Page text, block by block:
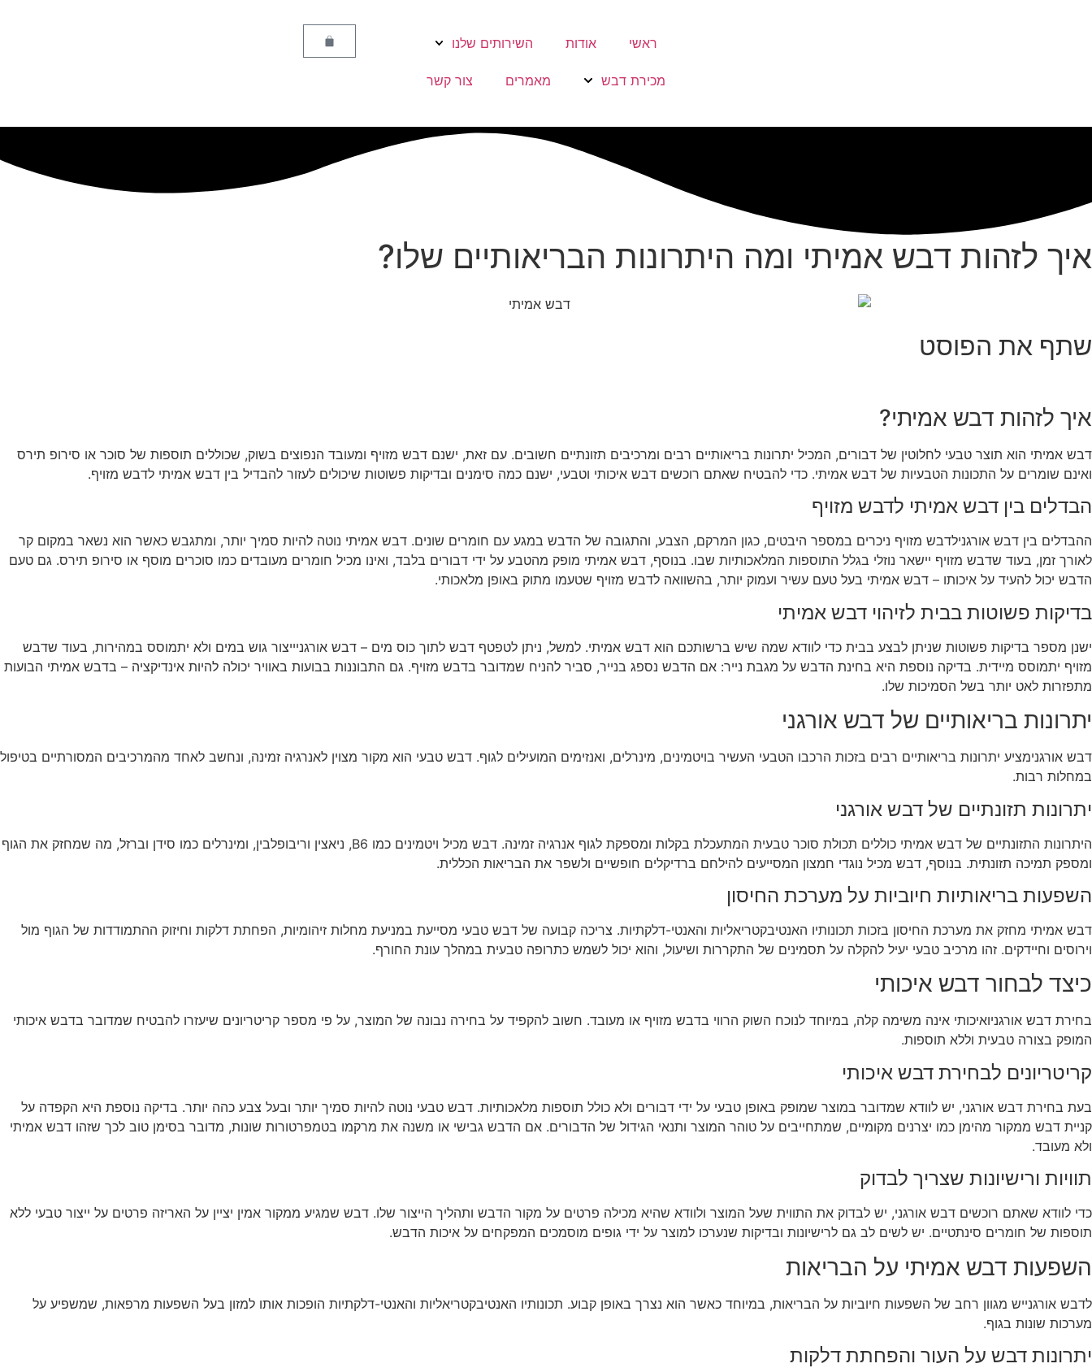
ראשי אודות השירותים שלנו
מכירת דבש מאמרים צור קשר
איך לזהות דבש אמיתי ומה היתרונות הבריאותיים שלו?
שתף את הפוסט
איך לזהות דבש אמיתי?
דבש אמיתי הוא תוצר טבעי לחלוטין של דבורים, המכיל יתרונות בריאותיים רבים ומרכיבים תזונתיים חשובים. עם זאת, ישנם דבש מזויף ומעובד הנפוצים בשוק, שכוללים תוספות של סוכר או סירופ תירס
ואינם שומרים על התכונות הטבעיות של דבש אמיתי. כדי להבטיח שאתם רוכשים דבש איכותי וטבעי, ישנם כמה סימנים ובדיקות פשוטות שיכולים לעזור להבדיל בין דבש אמיתי לדבש מזויף.
הבדלים בין דבש אמיתי לדבש מזויף
ההבדלים בין דבש אורגנילדבש מזויף ניכרים במספר היבטים, כגון המרקם, הצבע, והתגובה של הדבש במגע עם חומרים שונים. דבש אמיתי נוטה להיות סמיך יותר, ומתגבש כאשר הוא נשאר במקום קר
לאורך זמן, בעוד שדבש מזויף יישאר נוזלי בגלל התוספות המלאכותיות שבו. בנוסף, דבש אמיתי מופק מהטבע על ידי דבורים בלבד, ואינו מכיל חומרים מעובדים כמו סוכרים מוסף או סירופ תירס. גם טעם
הדבש יכול להעיד על איכותו – דבש אמיתי בעל טעם עשיר ועמוק יותר, בהשוואה לדבש מזויף שטעמו מתוק באופן מלאכותי.
בדיקות פשוטות בבית לזיהוי דבש אמיתי
ישנן מספר בדיקות פשוטות שניתן לבצע בבית כדי לוודא שמה שיש ברשותכם הוא דבש אמיתי. למשל, ניתן לטפטף דבש לתוך כוס מים – דבש אורגניייצור גוש במים ולא יתמוסס במהירות, בעוד שדבש
מזויף יתמוסס מיידית. בדיקה נוספת היא בחינת הדבש על מגבת נייר: אם הדבש נספג בנייר, סביר להניח שמדובר בדבש מזויף. גם התבוננות בבועות באוויר יכולה להיות אינדיקציה – בדבש אמיתי הבועות
מתפזרות לאט יותר בשל הסמיכות שלו.
יתרונות בריאותיים של דבש אורגני
דבש אורגנימציע יתרונות בריאותיים רבים בזכות הרכבו הטבעי העשיר בויטמינים, מינרלים, ואנזימים המועילים לגוף. דבש טבעי הוא מקור מצוין לאנרגיה זמינה, ונחשב לאחד מהמרכיבים המסורתיים בטיפול
במחלות רבות.
יתרונות תזונתיים של דבש אורגני
היתרונות התזונתיים של דבש אמיתי כוללים תכולת סוכר טבעית המתעכלת בקלות ומספקת לגוף אנרגיה זמינה. דבש מכיל ויטמינים כמו B6, ניאצין וריבופלבין, ומינרלים כמו סידן וברזל, מה שמחזק את הגוף
ומספק תמיכה תזונתית. בנוסף, דבש מכיל נוגדי חמצון המסייעים להילחם ברדיקלים חופשיים ולשפר את הבריאות הכללית.
השפעות בריאותיות חיוביות על מערכת החיסון
דבש אמיתי מחזק את מערכת החיסון בזכות תכונותיו האנטיבקטריאליות והאנטי-דלקתיות. צריכה קבועה של דבש טבעי מסייעת במניעת מחלות זיהומיות, הפחתת דלקות וחיזוק ההתמודדות של הגוף מול
וירוסים וחיידקים. זהו מרכיב טבעי יעיל להקלה על תסמינים של התקררות ושיעול, והוא יכול לשמש כתרופה טבעית במהלך עונת החורף.
כיצד לבחור דבש איכותי
בחירת דבש אורגניואיכותי אינה משימה קלה, במיוחד לנוכח השוק הרווי בדבש מזויף או מעובד. חשוב להקפיד על בחירה נבונה של המוצר, על פי מספר קריטריונים שיעזרו להבטיח שמדובר בדבש איכותי
המופק בצורה טבעית וללא תוספות.
קריטריונים לבחירת דבש איכותי
בעת בחירת דבש אורגני, יש לוודא שמדובר במוצר שמופק באופן טבעי על ידי דבורים ולא כולל תוספות מלאכותיות. דבש טבעי נוטה להיות סמיך יותר ובעל צבע כהה יותר. בדיקה נוספת היא הקפדה על
קניית דבש ממקור מהימן כמו יצרנים מקומיים, שמתחייבים על טוהר המוצר ותנאי הגידול של הדבורים. אם הדבש גבישי או משנה את מרקמו בטמפרטורות שונות, מדובר בסימן טוב לכך שזהו דבש אמיתי
ולא מעובד.
תוויות ורישיונות שצריך לבדוק
כדי לוודא שאתם רוכשים דבש אורגני, יש לבדוק את התווית שעל המוצר ולוודא שהיא מכילה פרטים על מקור הדבש ותהליך הייצור שלו. דבש שמגיע ממקור אמין יציין על האריזה פרטים על ייצור טבעי ללא
תוספות של חומרים סינתטיים. יש לשים לב גם לרישיונות ובדיקות שנערכו למוצר על ידי גופים מוסמכים המפקחים על איכות הדבש.
השפעות דבש אמיתי על הבריאות
לדבש אורגנייש מגוון רחב של השפעות חיוביות על הבריאות, במיוחד כאשר הוא נצרך באופן קבוע. תכונותיו האנטיבקטריאליות והאנטי-דלקתיות הופכות אותו למזון בעל השפעות מרפאות, שמשפיע על
מערכות שונות בגוף.
יתרונות דבש על העור והפחתת דלקות